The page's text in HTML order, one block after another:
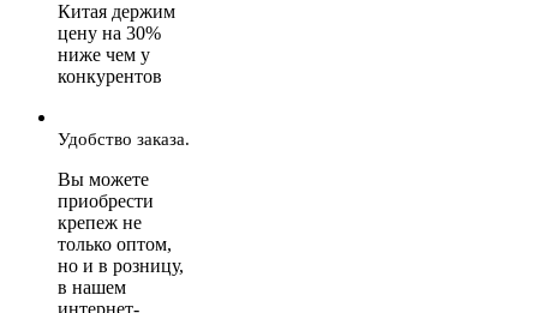
Китая держим
цену на 30%
ниже чем у
конкурентов
Удобство заказа.
Вы можете
приобрести
крепеж не
только оптом,
но и в розницу,
в нашем
интернет-